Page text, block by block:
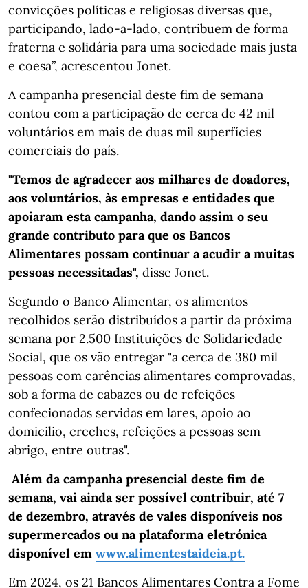
convicções políticas e religiosas diversas que,
participando, lado-a-lado, contribuem de forma
fraterna e solidária para uma sociedade mais justa
e coesa”, acrescentou Jonet.
A campanha presencial deste fim de semana
contou com a participação de cerca de 42 mil
voluntários em mais de duas mil superfícies
comerciais do país.
"Temos de agradecer aos milhares de doadores,
aos voluntários, às empresas e entidades que
apoiaram esta campanha, dando assim o seu
grande contributo para que os Bancos
Alimentares possam continuar a acudir a muitas
pessoas necessitadas", disse Jonet.
Segundo o Banco Alimentar, os alimentos
recolhidos serão distribuídos a partir da próxima
semana por 2.500 Instituições de Solidariedade
Social, que os vão entregar "a cerca de 380 mil
pessoas com carências alimentares comprovadas,
sob a forma de cabazes ou de refeições
confecionadas servidas em lares, apoio ao
domicilio, creches, refeições a pessoas sem
abrigo, entre outras".
Além da campanha presencial deste fim de
semana, vai ainda ser possível contribuir, até 7
de dezembro, através de vales disponíveis nos
supermercados ou na plataforma eletrónica
disponível em www.alimentestaideia.pt.
Em 2024, os 21 Bancos Alimentares Contra a Fome